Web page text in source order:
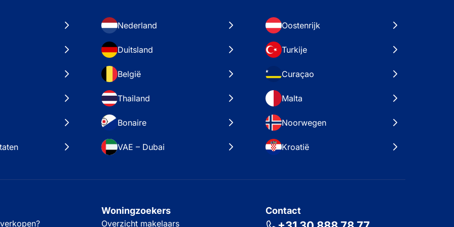
Nederland Oostenrijk
Duitsland Turkije
België Curaçao
Thailand Malta
Bonaire Noorwegen
VAE – Dubai Kroatië
Woningzoekers
Overzicht makelaars
Contact